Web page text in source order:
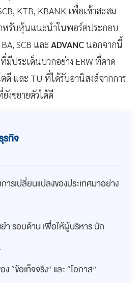
KTB, KBANK เพื่อเข้าสะสม
หรับหุ้นแนะนำในพอร์ตประกอบ
SCB และ ADVANCนอกจากนี้
มีประเด็นบวกอย่าง ERW ที่คาด
ตดี และ TU ที่ได้รับอานิสงส์จากการ
งขยายตัวได้ดี
รกิจ
รเปลี่ยนแปลงของประเทศมาอย่าง
รอบด้าน เพื่อให้ผู้บริหาร นัก
“ข้อเท็จจริง” และ “โอกาส”